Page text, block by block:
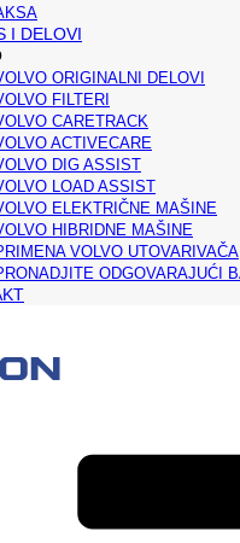
I DELOVI
ORIGINALNI DELOVI
FILTERI
CARETRACK
ACTIVECARE
DIG ASSIST
LOAD ASSIST
ELEKTRIČNE MAŠINE
HIBRIDNE MAŠINE
VOLVO UTOVARIVAČA
ODGOVARAJUĆI